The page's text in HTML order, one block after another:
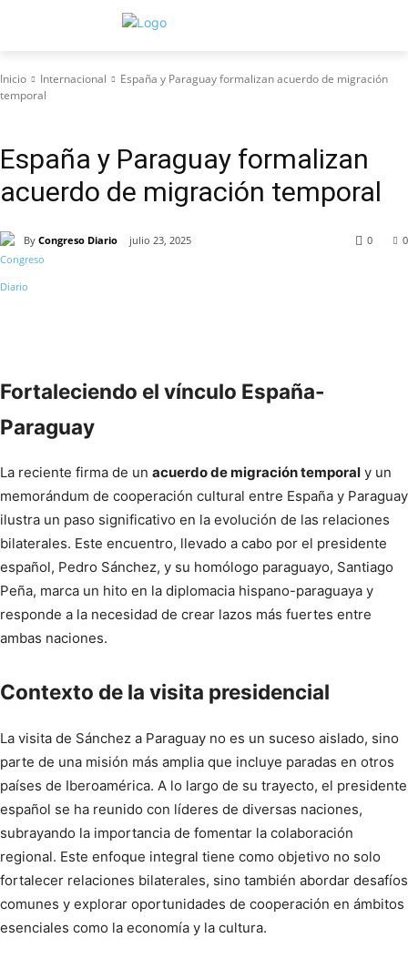
Inicio Internacional
España y Paraguay formalizan acuerdo de migración
temporal
España y Paraguay formalizan
acuerdo de migración temporal
By Congreso Diario julio 23, 2025 0
0
Fortaleciendo el vínculo España-
Paraguay
La reciente firma de un acuerdo de migración temporal y un
memorándum de cooperación cultural entre España y Paraguay
ilustra un paso significativo en la evolución de las relaciones
bilaterales. Este encuentro, llevado a cabo por el presidente
español, Pedro Sánchez, y su homólogo paraguayo, Santiago
Peña, marca un hito en la diplomacia hispano-paraguaya y
responde a la necesidad de crear lazos más fuertes entre
ambas naciones.
Contexto de la visita presidencial
La visita de Sánchez a Paraguay no es un suceso aislado, sino
parte de una misión más amplia que incluye paradas en otros
países de Iberoamérica. A lo largo de su trayecto, el presidente
español se ha reunido con líderes de diversas naciones,
subrayando la importancia de fomentar la colaboración
regional. Este enfoque integral tiene como objetivo no solo
fortalecer relaciones bilaterales, sino también abordar desafíos
comunes y explorar oportunidades de cooperación en ámbitos
esenciales como la economía y la cultura.